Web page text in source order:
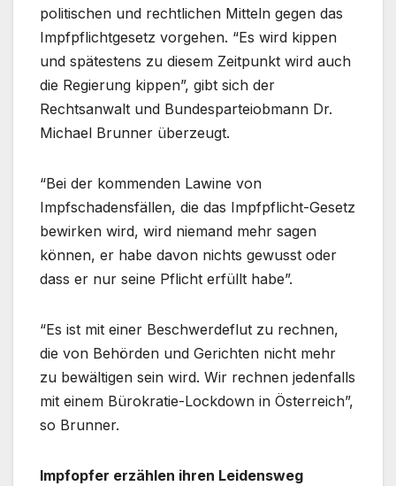
politischen und rechtlichen Mitteln gegen das
Impfpflichtgesetz vorgehen. “Es wird kippen
und spätestens zu diesem Zeitpunkt wird auch
die Regierung kippen”, gibt sich der
Rechtsanwalt und Bundesparteiobmann Dr.
Michael Brunner überzeugt.
“Bei der kommenden Lawine von
Impfschadensfällen, die das Impfpflicht-Gesetz
bewirken wird, wird niemand mehr sagen
können, er habe davon nichts gewusst oder
dass er nur seine Pflicht erfüllt habe”.
“Es ist mit einer Beschwerdeflut zu rechnen,
die von Behörden und Gerichten nicht mehr
zu bewältigen sein wird. Wir rechnen jedenfalls
mit einem Bürokratie-Lockdown in Österreich”,
so Brunner.
Impfopfer erzählen ihren Leidensweg